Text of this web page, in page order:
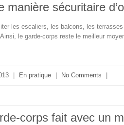
manière sécuritaire
les escaliers, les balcons, les
le garde-corps reste le meilleur
En pratique No Comments
corps fait avec un